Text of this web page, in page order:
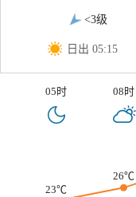
<3级
日出 05:15
05时 08时
23℃
26℃